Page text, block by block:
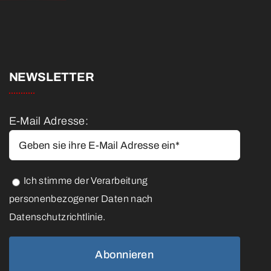
NEWSLETTER
E-Mail Adresse:
Ich stimme der Verarbeitung
personenbezogener Daten nach
Datenschutzrichtlinie.